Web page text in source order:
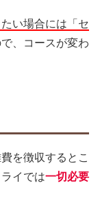
い場合には「セ
、コースが変わ
を徴収するとこ
イでは一切必要